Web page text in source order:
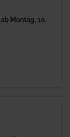
ab Montag, 10.